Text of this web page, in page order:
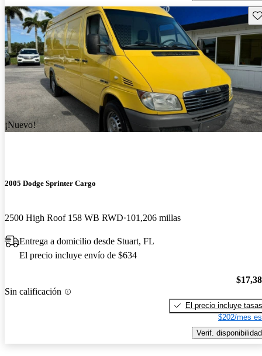
¡Nuevo!
2005 Dodge Sprinter Cargo
2500 High Roof 158 WB RWD 101,206 millas
Entrega a domicilio desde Stuart, FL
El precio incluye envío de $634
Sin calificación
El precio incluye tasas
$202/mes
Verif. disponibilidad